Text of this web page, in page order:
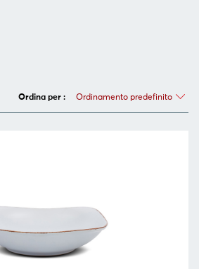
Ordina per : Ordinamento predefinito